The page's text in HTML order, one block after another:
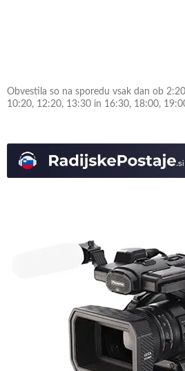
Obvestila so na sporedu vsak dan ob
10:20, 12:20, 13:30 in 16:30, 18:00,